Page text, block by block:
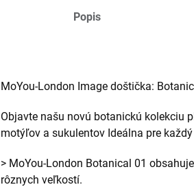
Popis
MoYou-London Image doštička:
Objavte našu novú botanickú kolekciu
motýľov a sukulentov Ideálna pre
> MoYou-London Botanical 01
rôznych veľkostí.